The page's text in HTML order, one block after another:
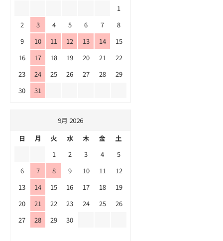
1
2
3 4 5 6 7
8
9
10 11 12 13 14
15
16
17 18 19 20 21
22
23
24 25 26 27 28
29
30
31
9月 2026
日
月 火 水 木 金
土
1
2 3 4
5
6
7 8 9 10 11
12
13
14 15 16 17 18
19
20
21 22 23 24 25
26
27
28 29 30